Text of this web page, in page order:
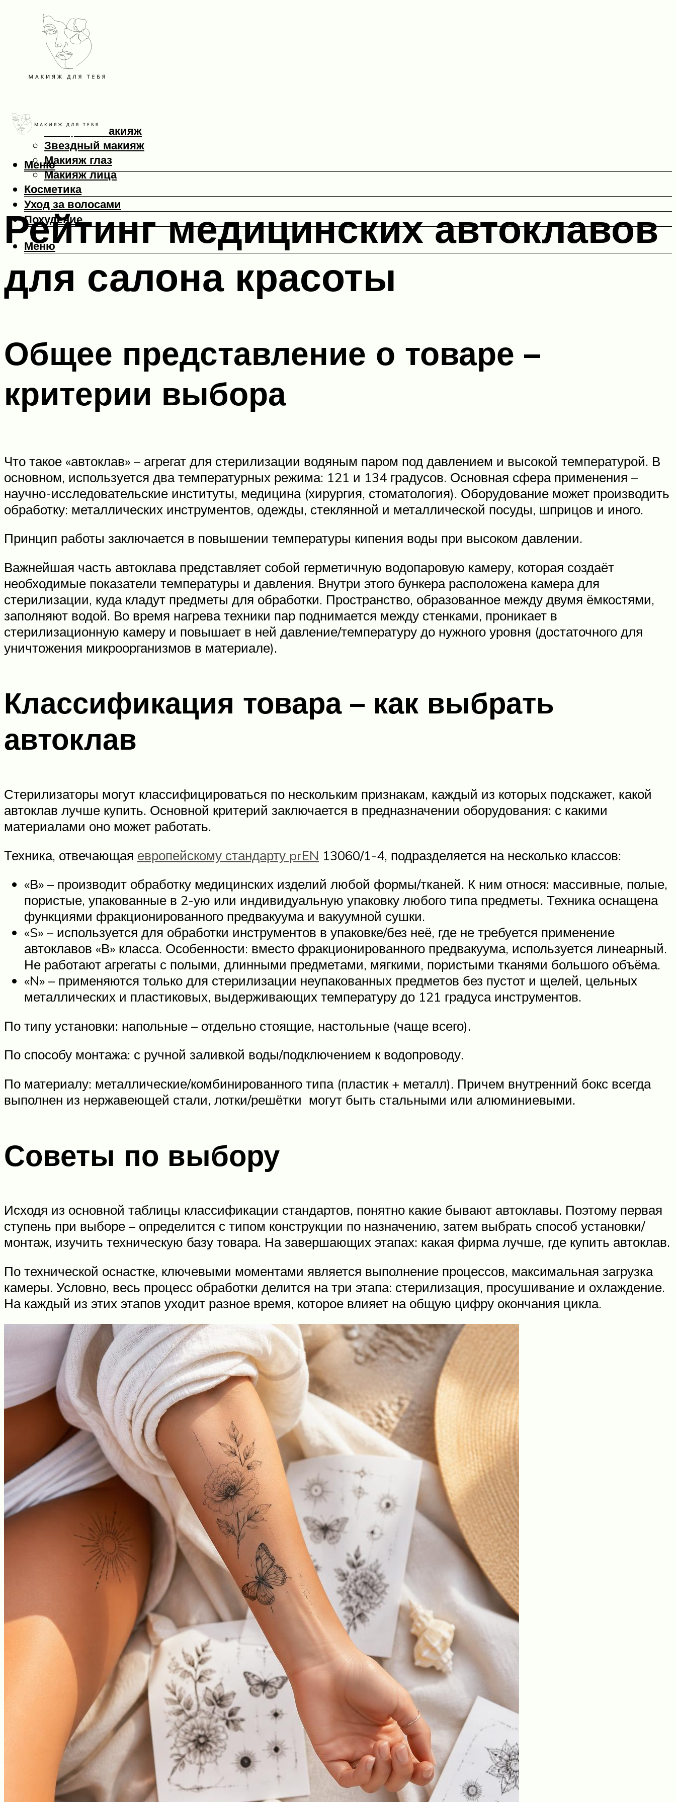
Макияж
Вечерний макияж
Звездный макияж
Макияж глаз
Макияж лица
Косметика
Уход за волосами
Похудение
Меню
Меню
Рейтинг медицинских автоклавов
для салона красоты
Общее представление о товаре –
критерии выбора
Что такое «автоклав» – агрегат для стерилизации водяным паром под давлением и высокой температурой. В
основном, используется два температурных режима: 121 и 134 градусов. Основная сфера применения –
научно-исследовательские институты, медицина (хирургия, стоматология). Оборудование может производить
обработку: металлических инструментов, одежды, стеклянной и металлической посуды, шприцов и иного.
Принцип работы заключается в повышении температуры кипения воды при высоком давлении.
Важнейшая часть автоклава представляет собой герметичную водопаровую камеру, которая создаёт
необходимые показатели температуры и давления. Внутри этого бункера расположена камера для
стерилизации, куда кладут предметы для обработки. Пространство, образованное между двумя ёмкостями,
заполняют водой. Во время нагрева техники пар поднимается между стенками, проникает в
стерилизационную камеру и повышает в ней давление/температуру до нужного уровня (достаточного для
уничтожения микроорганизмов в материале).
Классификация товара – как выбрать
автоклав
Стерилизаторы могут классифицироваться по нескольким признакам, каждый из которых подскажет, какой
автоклав лучше купить. Основной критерий заключается в предназначении оборудования: с какими
материалами оно может работать.
Техника, отвечающая европейскому стандарту prEN 13060/1-4, подразделяется на несколько классов:
«В» – производит обработку медицинских изделий любой формы/тканей. К ним относя: массивные, полые,
пористые, упакованные в 2-ую или индивидуальную упаковку любого типа предметы. Техника оснащена
функциями фракционированного предвакуума и вакуумной сушки.
«S» – используется для обработки инструментов в упаковке/без неё, где не требуется применение
автоклавов «В» класса. Особенности: вместо фракционированного предвакуума, используется линеарный.
Не работают агрегаты с полыми, длинными предметами, мягкими, пористыми тканями большого объёма.
«N» – применяются только для стерилизации неупакованных предметов без пустот и щелей, цельных
металлических и пластиковых, выдерживающих температуру до 121 градуса инструментов.
По типу установки: напольные – отдельно стоящие, настольные (чаще всего).
По способу монтажа: с ручной заливкой воды/подключением к водопроводу.
По материалу: металлические/комбинированного типа (пластик + металл). Причем внутренний бокс всегда
выполнен из нержавеющей стали, лотки/решётки могут быть стальными или алюминиевыми.
Советы по выбору
Исходя из основной таблицы классификации стандартов, понятно какие бывают автоклавы. Поэтому первая
ступень при выборе – определится с типом конструкции по назначению, затем выбрать способ установки/
монтаж, изучить техническую базу товара. На завершающих этапах: какая фирма лучше, где купить автоклав.
По технической оснастке, ключевыми моментами является выполнение процессов, максимальная загрузка
камеры. Условно, весь процесс обработки делится на три этапа: стерилизация, просушивание и охлаждение.
На каждый из этих этапов уходит разное время, которое влияет на общую цифру окончания цикла.